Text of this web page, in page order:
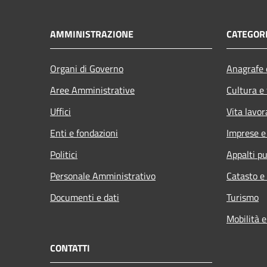
AMMINISTRAZIONE
Organi di Governo
Aree Amministrative
Uffici
Enti e fondazioni
Politici
Personale Amministrativo
Documenti e dati
Cultura
Vita
Imprese
Appalti
Catasto
Turismo
Mobilità
CONTATTI